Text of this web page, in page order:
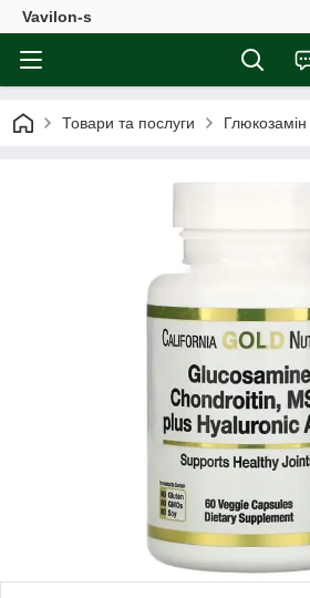
Vavilon-s
Товари та послуги Глюкозамін